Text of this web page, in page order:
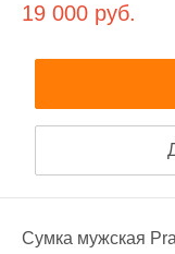
19 000 руб.
Сумка мужская